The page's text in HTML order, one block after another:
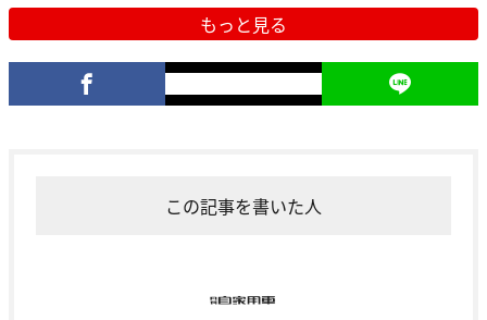
もっと見る
この記事を書いた人